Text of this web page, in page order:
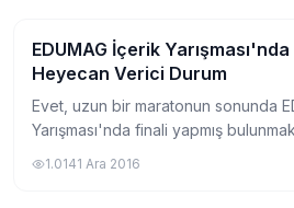
Kategorisiz
EDUMAG İçerik Yarışması'nda
Heyecan Verici Durum
Evet, uzun bir maratonun sonunda
Yarışması'nda finali yapmış
1.0141 Ara 2016